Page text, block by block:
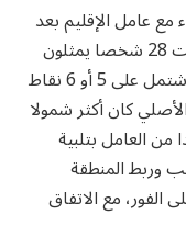
عامل الإقليم بعد
المسيرة، موضحا أن تمثيلية الساكنة ضمت 28 شخصا يمثلون
33 دوارا، تقدمت بالملف المطلبي الذي اشتمل على 5 أو 6 نقاط
كان أكثر شمولا
من العامل بتلبية
وربط المنطقة
مع الاتفاق